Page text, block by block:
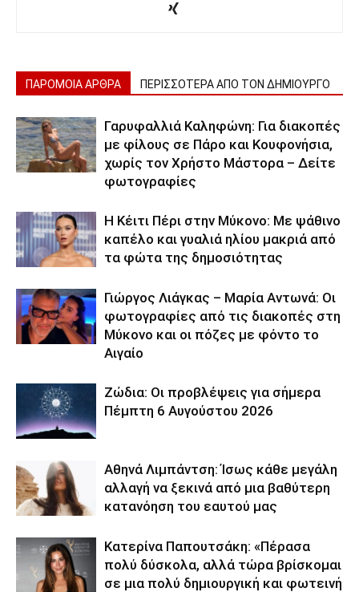
ΠΑΡΟΜΟΙΑ ΑΡΘΡΑ ΠΕΡΙΣΣΟΤΕΡΑ ΑΠΟ ΤΟΝ ΔΗΜΙΟΥΡΓΟ
Γαρυφαλλιά Καληφώνη: Για διακοπές
με φίλους σε Πάρο και Κουφονήσια,
χωρίς τον Χρήστο Μάστορα – Δείτε
φωτογραφίες
Η Κέιτι Πέρι στην Μύκονο: Με ψάθινο
καπέλο και γυαλιά ηλίου μακριά από
τα φώτα της δημοσιότητας
Γιώργος Λιάγκας – Μαρία Αντωνά: Οι
φωτογραφίες από τις διακοπές στη
Μύκονο και οι πόζες με φόντο το
Αιγαίο
Ζώδια: Οι προβλέψεις για σήμερα
Πέμπτη 6 Αυγούστου 2026
Αθηνά Λιμπάντση: Ίσως κάθε μεγάλη
αλλαγή να ξεκινά από μια βαθύτερη
κατανόηση του εαυτού μας
Κατερίνα Παπουτσάκη: «Πέρασα
πολύ δύσκολα, αλλά τώρα βρίσκομαι
σε μια πολύ δημιουργική και φωτεινή